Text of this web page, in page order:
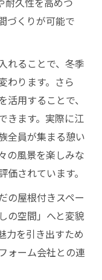
びのコツ
業者の特徴
会社の強みとは
与える影響
を解説
の高耐久化方法
ム素材選び
ム施工ポイン
る工夫と秘訣
ムの実践例
を紹介
東屋の条件
づくりが可能で
れることで、冬季
わります。さら
用することで、
きます。実際に江
全員が集まる憩い
の風景を楽しみな
されています。
の屋根付きスペー
の空間」へと変貌
力を引き出すため
ォーム会社との連